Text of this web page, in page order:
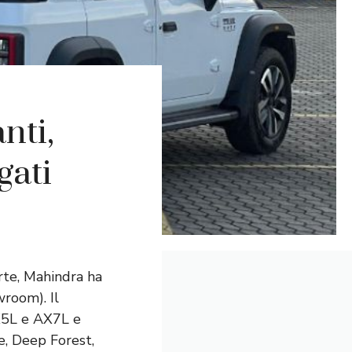
Mahindra ha
Il
e AX7L e
Deep Forest,